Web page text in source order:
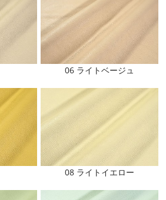
06 ライトベージュ
08 ライトイエロー